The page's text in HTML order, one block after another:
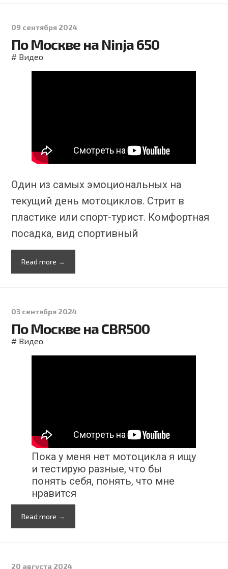
09 сентября 2024
По Москве на Ninja 650
# Видео
Один из самых эмоциональных на
текущий день мотоциклов. Стрит в
пластике или спорт-турист. Комфортная
посадка, вид спортивный
Read more →
03 сентября 2024
По Москве на CBR500
# Видео
Пока у меня нет мотоцикла я ищу
и тестирую разные, что бы
понять себя, понять, что мне
нравится
Read more →
20 августа 2024